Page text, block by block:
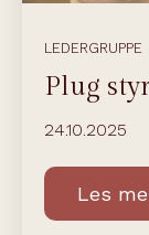
LEDERGRUPPE
Plug
24.10.2025
Les